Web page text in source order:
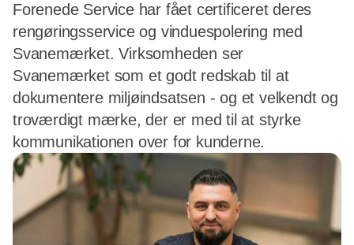
Forenede Service har fået certificeret deres
rengøringsservice og vinduespolering med
Svanemærket. Virksomheden ser
Svanemærket som et godt redskab til at
dokumentere miljøindsatsen - og et velkendt og
troværdigt mærke, der er med til at styrke
kommunikationen over for kunderne.